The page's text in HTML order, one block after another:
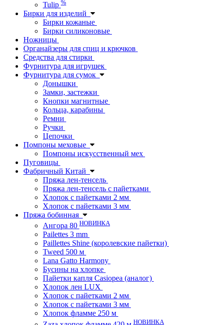
Tulip %
Бирки для изделий
Бирки кожаные
Бирки силиконовые
Ножницы
Органайзеры для спиц и крючков
Средства для стирки
Фурнитура для игрушек
Фурнитура для сумок
Донышки
Замки, застежки
Кнопки магнитные
Кольца, карабины
Ремни
Ручки
Цепочки
Помпоны меховые
Помпоны искусственный мех
Пуговицы
Фабричный Китай
Пряжа лен-тенсель
Пряжа лен-тенсель с пайетками
Хлопок с пайетками 2 мм
Хлопок с пайетками 3 мм
Пряжа бобинная
Ангора 80 НОВИНКА
Pailettes 3 mm
Paillettes Shine (королевские пайетки)
Tweed 500 м
Lana Gatto Harmony
Бусины на хлопке
Пайетки капля Casiopea (аналог)
Хлопок лен LUX
Хлопок с пайетками 2 мм
Хлопок с пайетками 3 мм
Хлопок фламме 250 м
НОВИНКА